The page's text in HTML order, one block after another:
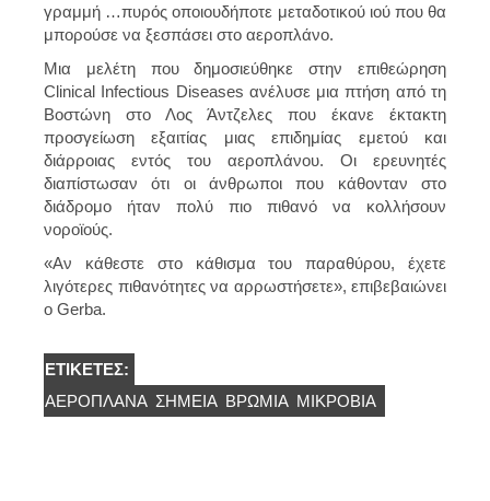
γραμμή …πυρός οποιουδήποτε μεταδοτικού ιού που θα
μπορούσε να ξεσπάσει στο αεροπλάνο.
Μια μελέτη που δημοσιεύθηκε στην επιθεώρηση
Clinical Infectious Diseases ανέλυσε μια πτήση από τη
Βοστώνη στο Λος Άντζελες που έκανε έκτακτη
προσγείωση εξαιτίας μιας επιδημίας εμετού και
διάρροιας εντός του αεροπλάνου. Οι ερευνητές
διαπίστωσαν ότι οι άνθρωποι που κάθονταν στο
διάδρομο ήταν πολύ πιο πιθανό να κολλήσουν
νοροϊούς.
«Αν κάθεστε στο κάθισμα του παραθύρου, έχετε
λιγότερες πιθανότητες να αρρωστήσετε», επιβεβαιώνει
ο Gerba.
ΕΤΙΚΈΤΕΣ:
ΑΕΡΟΠΛΆΝΑ ΣΗΜΕΙΑ ΒΡΩΜΙΆ ΜΙΚΡΌΒΙΑ